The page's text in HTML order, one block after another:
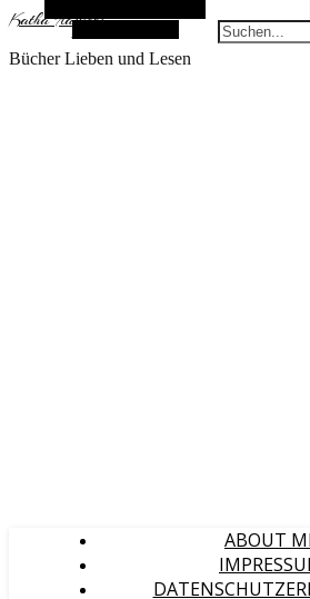
KathaFlauschi
Bücher Lieben und Lesen
Zufallsauswahl
ABOUT